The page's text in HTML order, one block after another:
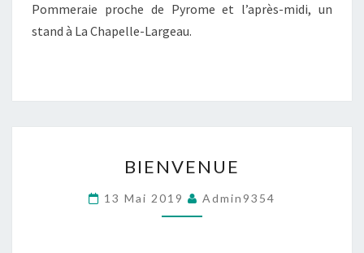
Pommeraie proche de Pyrome et l’après-midi, un
stand à La Chapelle-Largeau.
BIENVENUE
13 Mai 2019 Admin9354